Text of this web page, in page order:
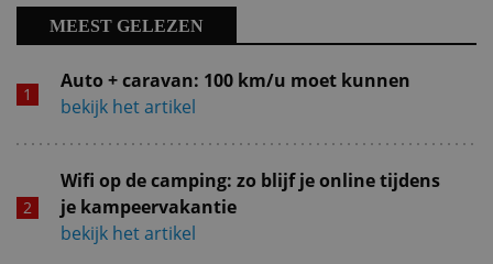
MEEST GELEZEN
Auto + caravan: 100 km/u moet kunnen
bekijk het artikel
Wifi op de camping: zo blijf je online tijdens
je kampeervakantie
bekijk het artikel